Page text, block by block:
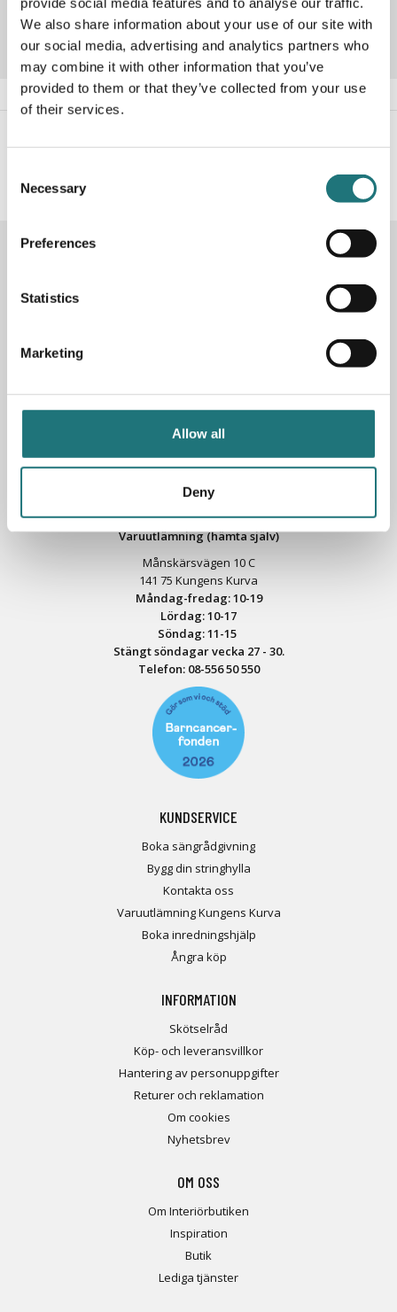
We also share information about your use of our site with
our social media, advertising and analytics partners who
may combine it with other information that you’ve
provided to them or that they’ve collected from your use
of their services.
Selection
Necessary
Preferences
Statistics
Marketing
Allow all
Deny
Söndag: 11-17
Telefon:08-702 78 22
Se öppettider för helgdag här
Fri parkering på Åsögatan 121
Varuutlämning (hämta själv)
Månskärsvägen 10 C
141 75 Kungens Kurva
Måndag-fredag: 10-19
Lördag: 10-17
Söndag: 11-15
Stängt söndagar vecka 27 - 30.
Telefon: 08-556 50 550
KUNDSERVICE
Boka sängrådgivning
Bygg din stringhylla
Kontakta oss
Varuutlämning Kungens Kurva
Boka inredningshjälp
Ångra köp
INFORMATION
Skötselråd
Köp- och leveransvillkor
Hantering av personuppgifter
Returer och reklamation
Om cookies
Nyhetsbrev
OM OSS
Om Interiörbutiken
Inspiration
Butik
Lediga tjänster